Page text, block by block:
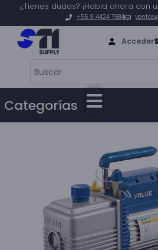
¿Tienes dudas? ¡Habla ahora con
+56 9 4424 7684
Acceder$
Categorías